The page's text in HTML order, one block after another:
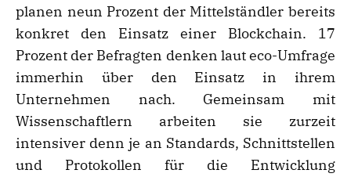
planen neun Prozent der Mittelständler bereits
konkret den Einsatz einer Blockchain. 17
Prozent der Befragten denken laut eco-Umfrage
immerhin über den Einsatz in ihrem
Unternehmen nach. Gemeinsam mit
Wissenschaftlern arbeiten sie zurzeit
intensiver denn je an Standards, Schnittstellen
und Protokollen für die Entwicklung